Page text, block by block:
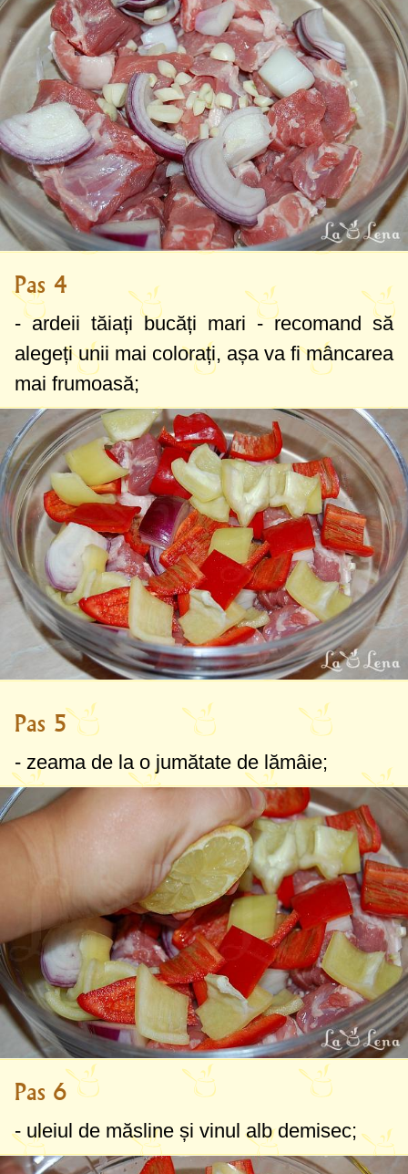
Pas 4
- ardeii tăiați bucăți mari - recomand să
alegeți unii mai colorați, așa va fi mâncarea
mai frumoasă;
Pas 5
- zeama de la o jumătate de lămâie;
Pas 6
- uleiul de măsline și vinul alb demisec;